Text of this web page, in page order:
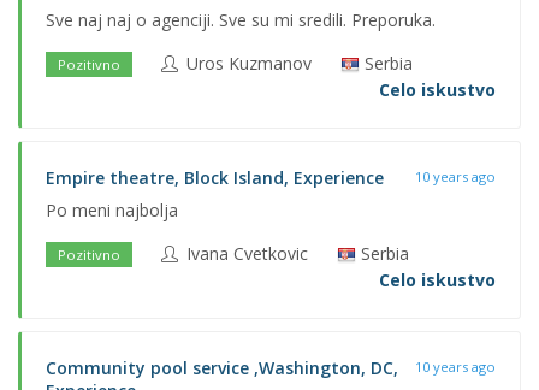
Sve naj naj o agenciji. Sve su mi sredili. Preporuka.
Pozitivno Uros Kuzmanov
Serbia
Celo iskustvo
Empire theatre, Block Island, Experience 10 years ago
Po meni najbolja
Pozitivno Ivana Cvetkovic
Serbia
Celo iskustvo
Community pool service ,Washington, DC,
10 years ago